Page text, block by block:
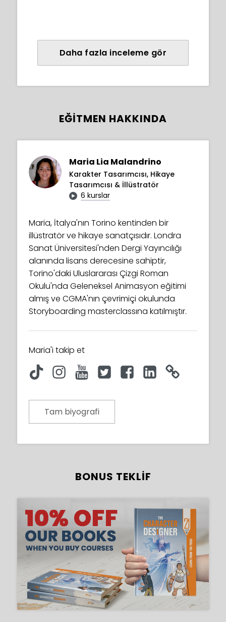
Daha fazla inceleme gör
EĞITMEN HAKKINDA
Maria Lia Malandrino
Karakter Tasarımcısı, Hikaye
Tasarımcısı & İllüstratör
6 kurslar
Maria, İtalya'nın Torino kentinden bir
illüstratör ve hikaye sanatçısıdır. Londra
Sanat Üniversitesi'nden Dergi Yayıncılığı
alanında lisans derecesine sahiptir,
Torino'daki Uluslararası Çizgi Roman
Okulu'nda Geleneksel Animasyon eğitimi
almış ve CGMA'nın çevrimiçi okulunda
Storyboarding masterclassına katılmıştır.
Maria'i takip et
Tam biyografi
BONUS TEKLIF